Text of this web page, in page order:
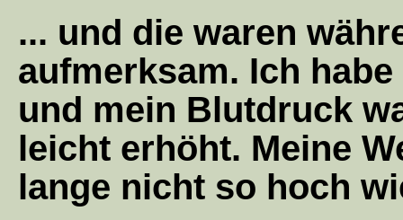
... und die waren
aufmerksam. Ich
und mein Blutdruck
leicht erhöht. Meine
lange nicht so hoch